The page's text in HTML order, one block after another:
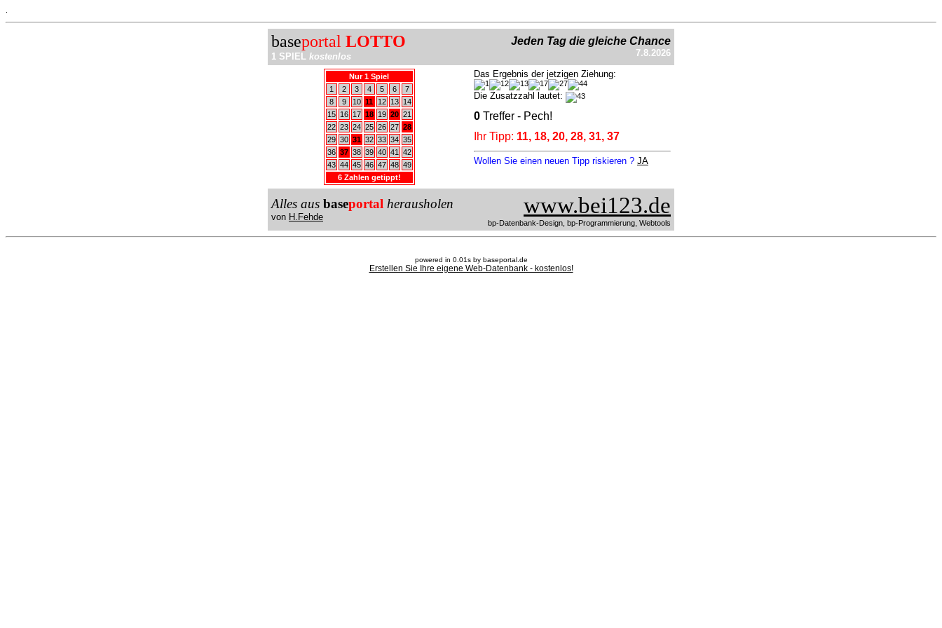
baseportal LOTTO
1 SPIEL kostenlos
Jeden Tag die gleiche Chance
7.8.2026
Nur 1 Spiel
1
2 3 4 5 6
7
8
9 10 11 12 13
14
15
16 17 18 19 20 21
22 23 24 25 26 27 28
29 30 31 32 33 34 35
36 37 38 39 40 41
42
43 44 45 46 47 48 49
6 Zahlen getippt!
Das Ergebnis der jetzigen Ziehung:
Die Zusatzzahl lautet:
0 Treffer - Pech!
Ihr Tipp: 11, 18, 20, 28, 31, 37
Wollen Sie einen neuen Tipp riskieren ? JA
Alles aus baseportal herausholen
von H.Fehde www.bei123.de
bp-Datenbank-Design, bp-Programmierung, Webtools
powered in 0.01s by baseportal.de
Erstellen Sie Ihre eigene Web-Datenbank - kostenlos!